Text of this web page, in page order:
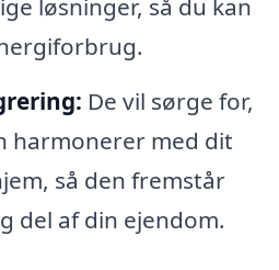
løsninger, så du kan
De vil sørge for,
harmonerer med dit
så den fremstår
del af din ejendom.